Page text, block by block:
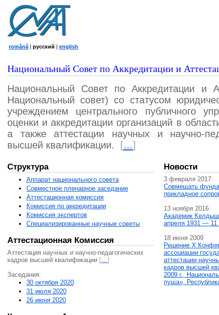
română | русский | english
Национальный Совет по Аккредитации и
Национальный Совет по Аккредитации и
Национальный совет) со статусом
учреждением центрального публичного
оценки и аккредитации организаций в
а также аттестации научных и научно-
высшей квалификации.
[…]
Структура
Аппарат национального совета
Совместное пленарное заседание
Аттестационная комисcия
Комиссия по аккредитации
Комиссия экспертов
Специализированные научные советы
Аттестационная Комиссия
Аттестация научных и научно-педагогических
кадров высшей квалификации […]
Заседания:
30 октября 2020
31 июля 2020
26 июня 2020
Новости
3 февраля 2017
Совмещать
прикладное
13 ноября 2016
Академик
апреля 1931 — 11
18 июня 2009
Решение X
ассоциации
аттестации
кадров высшей
2009 г.,
пуща»,